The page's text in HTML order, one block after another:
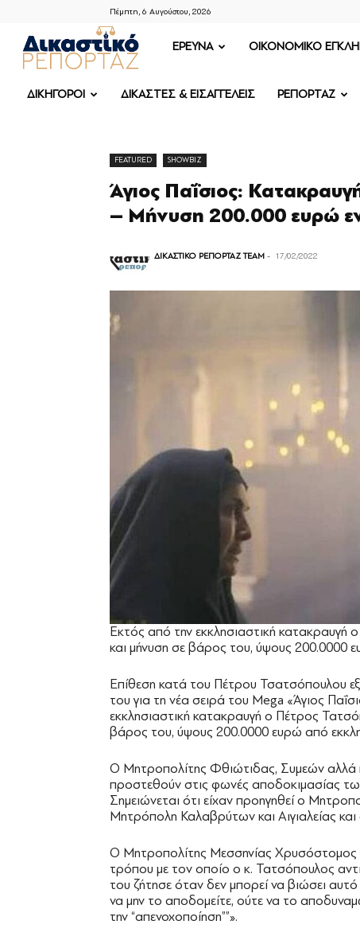
Πέμπτη, 6 Αυγούστου, 2026
ΔΙΚΑΣΤΙΚΟ
ΡΕΠΟΡΤΑΖ
ΕΡΕΥΝΑ OIKONOMIKO
ΔΙΚΗΓΟΡΟΙ ΔΙΚΑΣΤΕΣ & ΕΙΣΑΓΓΕΛΕΙΣ ΡΕΠΟΡΤΑΖ
FEATURED SHOWBIZ
Άγιος Παΐσιος:
– Μήνυση 200.000 ευρώ
ΔΙΚΑΣΤΙΚΟ ΡΕΠΟΡΤΑΖ TEAM - 17/02/2022
Εκτός από την εκκλησιαστική κατακραυγή
και μήνυση σε βάρος του, ύψους 200.0000
Επίθεση κατά του Πέτρου Τσατσόπουλου
του για τη νέα σειρά του Mega «Άγιος
εκκλησιαστική κατακραυγή ο Πέτρος
βάρος του, ύψους 200.0000 ευρώ από
Ο Μητροπολίτης Φθιώτιδας, Συμεών αλλά
προστεθούν στις φωνές αποδοκιμασίας
Σημειώνεται ότι είχαν προηγηθεί ο
Μητρόπολη Καλαβρύτων και Αιγιαλείας και
Ο Μητροπολίτης Μεσσηνίας Χρυσόστομος
τρόπου με τον οποίο ο κ. Τατσόπουλος
του ζήτησε όταν δεν μπορεί να βιώσει
να μην το αποδομείτε, ούτε να το
την “απενοχοποίηση””».